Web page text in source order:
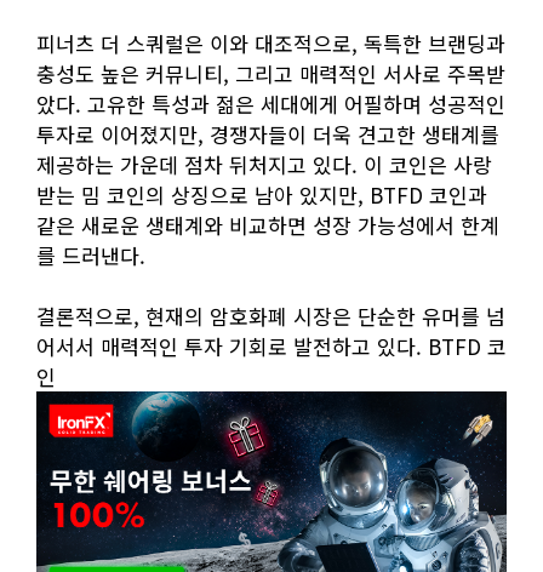
피너츠 더 스쿼럴은 이와 대조적으로, 독특한 브랜딩과
충성도 높은 커뮤니티, 그리고 매력적인 서사로 주목받
았다. 고유한 특성과 젊은 세대에게 어필하며 성공적인
투자로 이어졌지만, 경쟁자들이 더욱 견고한 생태계를
제공하는 가운데 점차 뒤처지고 있다. 이 코인은 사랑
받는 밈 코인의 상징으로 남아 있지만, BTFD 코인과
같은 새로운 생태계와 비교하면 성장 가능성에서 한계
를 드러낸다.
결론적으로, 현재의 암호화폐 시장은 단순한 유머를 넘
어서서 매력적인 투자 기회로 발전하고 있다. BTFD 코
인